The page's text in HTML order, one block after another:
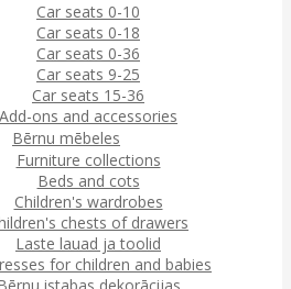
Car seats 0-10
Car seats 0-18
Car seats 0-36
Car seats 9-25
Car seats 15-36
Add-ons and accessories
Bērnu mēbeles
Furniture collections
Beds and cots
Children's wardrobes
chests of drawers
Laste lauad ja toolid
for children and babies
istabas dekorācijas